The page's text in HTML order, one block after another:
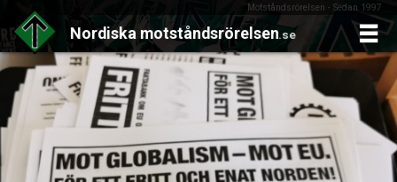
Motståndsrörelsen - Sedan 1997
Nordiska motståndsrörelsen.se
Skip
content